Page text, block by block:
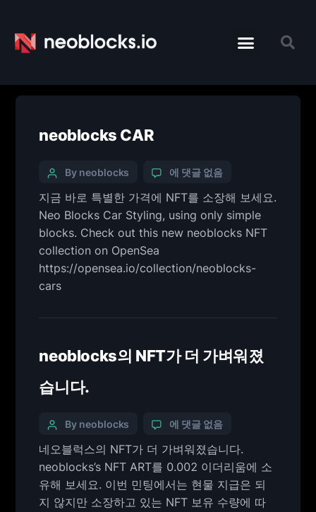
neoblocks CAR
By neoblocks 에 댓글 없음
지금 바로 특별한 가격에 NFT를 소장해 보세요.
Neo Blocks Car Styling, using only simple
blocks. Check out this new neoblocks NFT
collection on OpenSea
https://opensea.io/collection/neoblocks-
cars
neoblocks의 NFT가 더 가벼워졌
습니다.
By neoblocks 에 댓글 없음
네오블럭스의 NFT가 더 가벼워졌습니다.
neoblocks’s NFT ART를 0.002 이더리움에 소
유해 보세요. 이번 민팅에서는 현물 지급은 되
지 않지만 소장하고 있는 NFT 보유 수량에 따